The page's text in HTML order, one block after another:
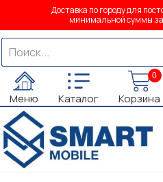
Доставка по городу для
минимальной суммы
Меню Каталог
0
Корзина